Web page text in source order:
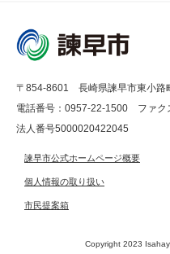
〒854-8601 長崎県諫早市東小路
電話番号：0957-22-1500
ファク
法人番号5000020422045
諫早市公式ホームページ概要
個人情報の取り扱い
市民提案箱
Copyright 2023